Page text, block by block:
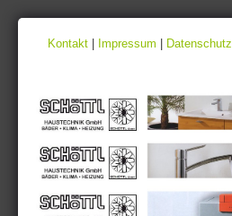
Kontakt Impressum Datenschutz